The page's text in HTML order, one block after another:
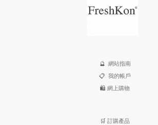
🔮 網站指南
📋 我的帳戶
🛍️ 網上購物
🛒 訂購產品